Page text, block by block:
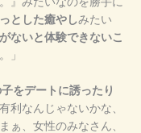
』みたいなのを勝手に
とした癒やしみたい
ないと体験できないこ
」
をデートに誘ったり
利なんじゃないかな、
ぁ、女性のみなさん、